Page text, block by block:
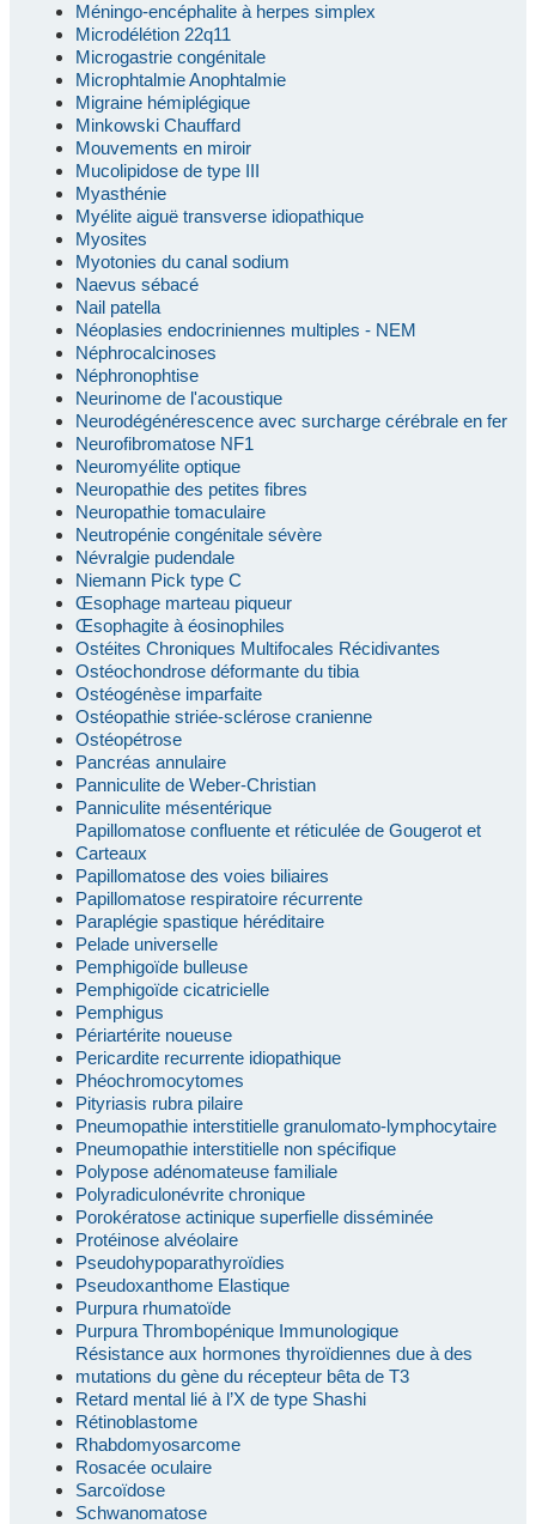
Méningo-encéphalite à herpes simplex
Microdélétion 22q11
Microgastrie congénitale
Microphtalmie Anophtalmie
Migraine hémiplégique
Minkowski Chauffard
Mouvements en miroir
Mucolipidose de type III
Myasthénie
Myélite aiguë transverse idiopathique
Myosites
Myotonies du canal sodium
Naevus sébacé
Nail patella
Néoplasies endocriniennes multiples - NEM
Néphrocalcinoses
Néphronophtise
Neurinome de l'acoustique
Neurodégénérescence avec surcharge cérébrale en fer
Neurofibromatose NF1
Neuromyélite optique
Neuropathie des petites fibres
Neuropathie tomaculaire
Neutropénie congénitale sévère
Névralgie pudendale
Niemann Pick type C
Œsophage marteau piqueur
Œsophagite à éosinophiles
Ostéites Chroniques Multifocales Récidivantes
Ostéochondrose déformante du tibia
Ostéogénèse imparfaite
Ostéopathie striée-sclérose cranienne
Ostéopétrose
Pancréas annulaire
Panniculite de Weber-Christian
Panniculite mésentérique
Papillomatose confluente et réticulée de Gougerot et
Carteaux
Papillomatose des voies biliaires
Papillomatose respiratoire récurrente
Paraplégie spastique héréditaire
Pelade universelle
Pemphigoïde bulleuse
Pemphigoïde cicatricielle
Pemphigus
Périartérite noueuse
Pericardite recurrente idiopathique
Phéochromocytomes
Pityriasis rubra pilaire
Pneumopathie interstitielle granulomato-lymphocytaire
Pneumopathie interstitielle non spécifique
Polypose adénomateuse familiale
Polyradiculonévrite chronique
Porokératose actinique superfielle disséminée
Protéinose alvéolaire
Pseudohypoparathyroïdies
Pseudoxanthome Elastique
Purpura rhumatoïde
Purpura Thrombopénique Immunologique
Résistance aux hormones thyroïdiennes due à des
mutations du gène du récepteur bêta de T3
Retard mental lié à l’X de type Shashi
Rétinoblastome
Rhabdomyosarcome
Rosacée oculaire
Sarcoïdose
Schwanomatose